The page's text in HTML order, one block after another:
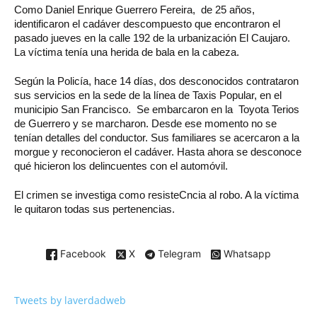
Como Daniel Enrique Guerrero Fereira, de 25 años,
identificaron el cadáver descompuesto que encontraron el
pasado jueves en la calle 192 de la urbanización El Caujaro.
La víctima tenía una herida de bala en la cabeza.
Según la Policía, hace 14 días, dos desconocidos contrataron
sus servicios en la sede de la línea de Taxis Popular, en el
municipio San Francisco. Se embarcaron en la Toyota Terios
de Guerrero y se marcharon. Desde ese momento no se
tenían detalles del conductor. Sus familiares se acercaron a la
morgue y reconocieron el cadáver. Hasta ahora se desconoce
qué hicieron los delincuentes con el automóvil.
El crimen se investiga como resisteCncia al robo. A la víctima
le quitaron todas sus pertenencias.
Facebook X Telegram Whatsapp
Tweets by laverdadweb